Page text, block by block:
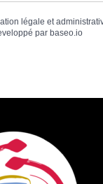
légale et
par baseo.io